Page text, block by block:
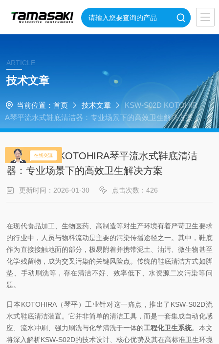
ARTICLE
技术文章
当前位置： 首页 技术文章
KSW-S02D KOTOHIR
A琴平流水式鞋底清洁器：专业场景下的高效卫生解决方案
KSW-S02D KOTOHIRA琴平流水式鞋底清洁
器：专业场景下的高效卫生解决方案
更新时间：2026-01-30 点击次数：426
在现代食品加工、生物医药、高制造等对生产环境有着严苛卫生要求
的行业中，人员与物料流动是主要的污染传播途径之一。其中，鞋底
作为直接接触地面的部分，极易附着并携带泥土、油污、微生物甚至
化学残留物，成为交叉污染的关键风险点。传统的鞋底清洁方式如脚
垫、手动刷洗等，存在清洁不好、效率低下、水资源二次污染等问
题。
日本KOTOHIRA（琴平）工业针对这一痛点，推出了KSW-S02D流
水式鞋底清洁装置。它并非简单的清洁工具，而是一套集成自动化感
应、流水冲刷、强力刷洗与化学清洗于一体的工程化卫生系统。本文
将深入解析KSW-S02D的技术设计、核心优势及其在高标准卫生环境